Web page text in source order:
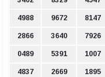
4988 9672 8147
2866 3640 7926
0489 5391 1007
4837 2669 1895